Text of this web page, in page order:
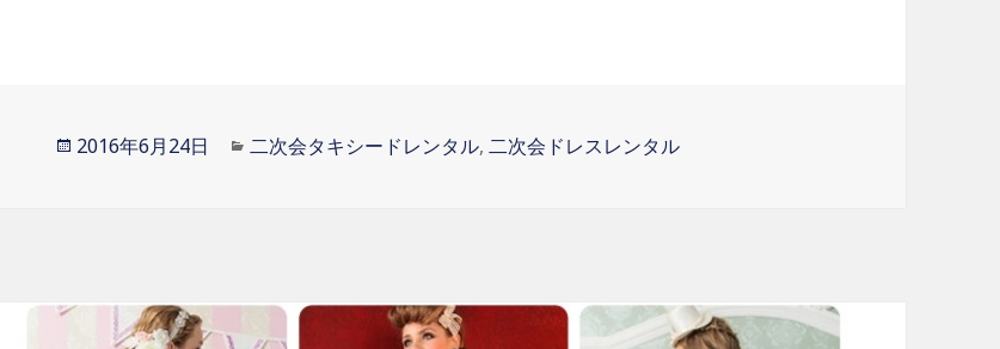
投
2016年6月24日
カ
二次会タキシードレンタル,二次会ドレスレンタル